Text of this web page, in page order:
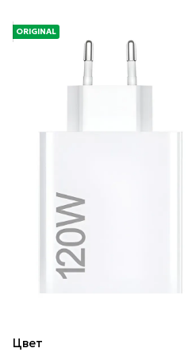
ORIGINAL
Цвет